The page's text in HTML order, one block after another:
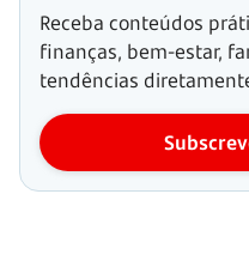
Receba conteúdos
finanças, bem-estar,
tendências